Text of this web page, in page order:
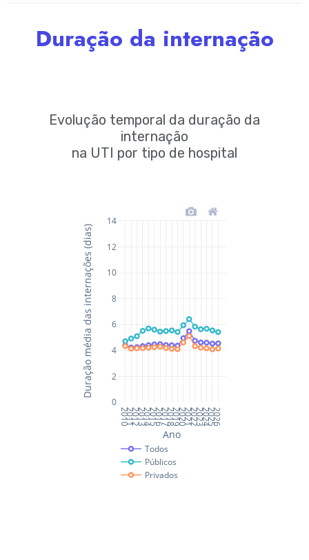
Duração da internação
Evolução temporal da duração da
internação
na UTI por tipo de hospital